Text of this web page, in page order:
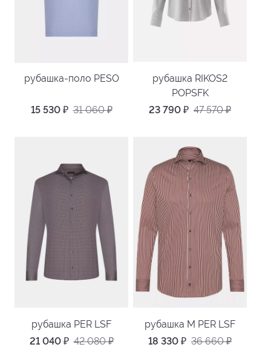
рубашка-поло PESO
15 530 ₽ 31 060₽
рубашка RIKOS2
POPSFK
23 790 ₽ 47 570₽
рубашка PER LSF
21 040 ₽ 42 080₽
рубашка M PER LSF
18 330 ₽ 36 660₽